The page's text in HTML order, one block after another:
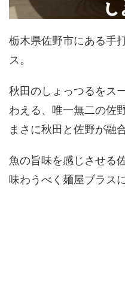
栃木県佐野市にある手
ス。
秋田のしょっつるをス
わえる、唯一無二の佐
まさに秋田と佐野が融
魚の旨味を感じさせる
味わうべく麺屋ブラス